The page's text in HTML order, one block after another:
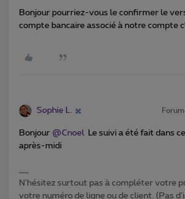
Bonjour pourriez-vous le confirmer le
compte bancaire associé à notre compte
Sophie L.
Bonjour @Cnoel Le suivi a été fait dans
après-midi
N'hésitez surtout pas à compléter votre
votre numéro de ligne ou de client. (Pas